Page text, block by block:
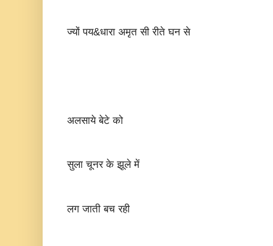
ज्यों पय&धारा अमृत सी रीते घन से
अलसाये बेटे को
सुला चूनर के झूले में
लग जाती बच रही